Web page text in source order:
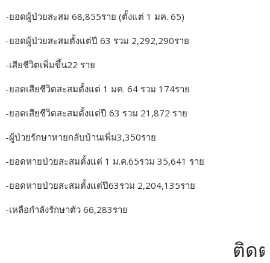
-ยอดผู้ป่วยสะสม 68,855ราย (ตั้งแต่ 1 มค. 65)
-ยอดผู้ป่วยสะสมตั้งแต่ปี 63 รวม 2,292,290ราย
-เสียชีวิตเพิ่มขึ้น22 ราย
-ยอดเสียชีวิตสะสมตั้งแต่ 1 มค. 64 รวม 174ราย
-ยอดเสียชีวิตสะสมตั้งแต่ปี 63 รวม 21,872 ราย
-ผู้ป่วยรักษาหายกลับบ้านเพิ่ม3,350ราย
-ยอดหายป่วยสะสมตั้งแต่ 1 ม.ค.65รวม 35,641 ราย
-ยอดหายป่วยสะสมตั้งแต่ปี63รวม 2,204,135ราย
-เหลือกำลังรักษาตัว 66,283ราย
ติดต่อ